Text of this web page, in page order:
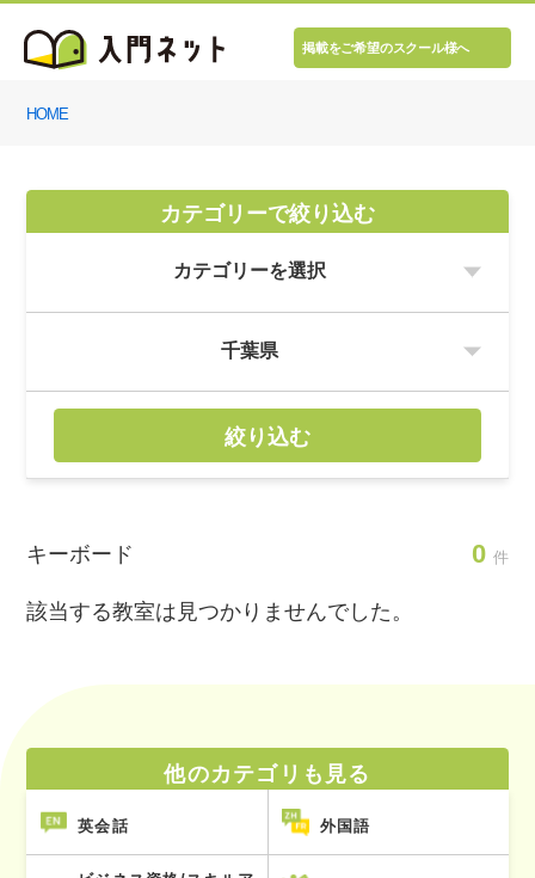
掲載をご希望のスクール様へ
HOME
カテゴリーで絞り込む
絞り込む
キーボード 0 件
該当する教室は見つかりませんでした。
他のカテゴリも見る
英会話 外国語